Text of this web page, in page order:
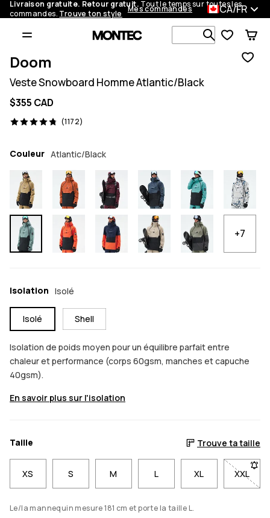
Livraison gratuite. Retour gratuit. Tout le temps sur toutes les
commandes. Trouve ton style Mes commandes CA/FR
Recherche
Doom
Veste Snowboard Homme Atlantic/Black
$355 CAD
(1172)
1172 avis, 4.8/5
Couleur Atlantic/Black
+7
Isolation Isolé
Isolé Shell
Isolation de poids moyen pour un équilibre parfait entre
chaleur et performance (corps 60gsm, manches et capuche
40gsm).
En savoir plus sur l'isolation
Taille Trouve ta taille
XS S M L XL XXL
-
Le/la mannequin mesure 181 cm et porte la taille L.